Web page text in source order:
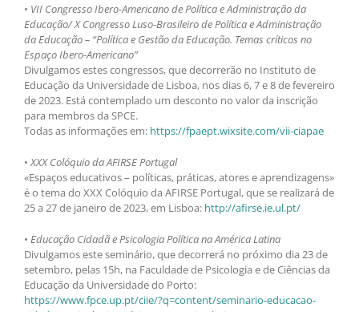
• VII Congresso Ibero-Americano de Política e Administração da
Educação/ X Congresso Luso-Brasileiro de Política e Administração
da Educação – “Política e Gestão da Educação. Temas críticos no
Espaço Ibero-Americano”
Divulgamos estes congressos, que decorrerão no Instituto de
Educação da Universidade de Lisboa, nos dias 6, 7 e 8 de fevereiro
de 2023. Está contemplado um desconto no valor da inscrição
para membros da SPCE.
Todas as informações em: https://fpaept.wixsite.com/vii-ciapae
•XXX Colóquio da AFIRSE Portugal
«Espaços educativos – políticas, práticas, atores e aprendizagens»
é o tema do XXX Colóquio da AFIRSE Portugal, que se realizará de
25 a 27 de janeiro de 2023, em Lisboa: http://afirse.ie.ul.pt/
• Educação Cidadã e Psicologia Política na América Latina
Divulgamos este seminário, que decorrerá no próximo dia 23 de
setembro, pelas 15h, na Faculdade de Psicologia e de Ciências da
Educação da Universidade do Porto:
https://www.fpce.up.pt/ciie/?q=content/seminario-educacao-